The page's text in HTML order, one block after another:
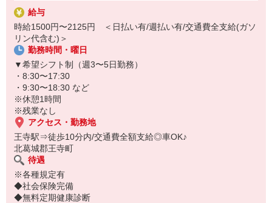
・送迎（運転・添乗） ※できる方のみ
など
≪無料の資格取得支援制度あり≫
「介護の知識がないから不安…」そんな方もご安心ください！
あなたのキャリアアップを全面的にサポートします◎未経験から初
任者研修、実務者研修の介護資格を取得可能です♪
あなたの「成長したい」気持ちを全力で応援します◎
まずは見学だけでもOK！お気軽にお問い合わせください。
優しい先輩たちが、あなたの新しい一歩を温かくサポートします。
給与
時給1500円〜2125円 ＜日払い有/週払い有/交通費全支給(ガソ
リン代含む)＞
勤務時間・曜日
▼希望シフト制（週3〜5日勤務）
・8:30〜17:30
・9:30〜18:30 など
※休憩1時間
※残業なし
アクセス・勤務地
王寺駅⇒徒歩10分内/交通費全額支給◎車OK♪
北葛城郡王寺町
待遇
※各種規定有
◆社会保険完備
◆無料定期健康診断